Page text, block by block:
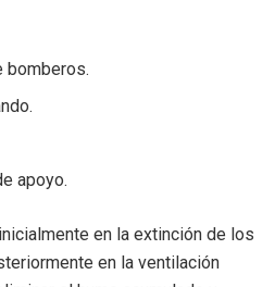
bomberos.
apoyo.
en la extinción de los
en la ventilación